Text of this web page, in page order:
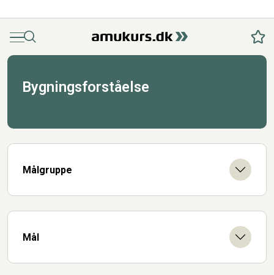
MenuSøg
Bygningsforståelse
Målgruppe
Mål